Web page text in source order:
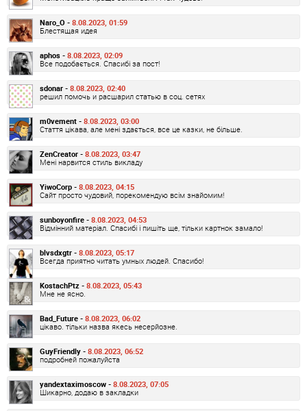
Naro_O - 8.08.2023, 01:59
Блестящая идея
aphos - 8.08.2023, 02:09
Все подобається. Спасибі за пост!
sdonar - 8.08.2023, 02:40
решил помочь и расшарил статью в соц. сетях
m0vement - 8.08.2023, 03:00
Стаття цікава, але мені здається, все це казки, не більше.
ZenCreator - 8.08.2023, 03:47
Мені нарвится стиль викладу
YiwoCorp - 8.08.2023, 04:15
Сайт просто чудовий, порекомендую всім знайомим!
sunboyonfire - 8.08.2023, 04:53
Відмінний матеріал. Спасибі і пишіть ще, тільки картнок замало!
blvsdxgtr - 8.08.2023, 05:17
Всегда приятно читать умных людей. Спасибо!
KostachPtz - 8.08.2023, 05:43
Мне не ясно.
Bad_Future - 8.08.2023, 06:02
цікаво. тільки назва якесь несерйозне.
GuyFriendly - 8.08.2023, 06:52
подробней пожалуйста
yandextaximoscow - 8.08.2023, 07:05
Шикарно, додаю в закладки